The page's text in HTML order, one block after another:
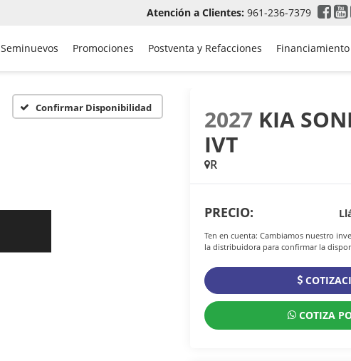
Atención a Clientes: 961-236-7379
Seminuevos Promociones Postventa y Refacciones Financiamiento
Confirmar Disponibilidad
2027 KIA
IVT
R
PRECIO:
Ten en cuenta: Cambiamos nuestro
la distribuidora para confirmar la
COTIZA